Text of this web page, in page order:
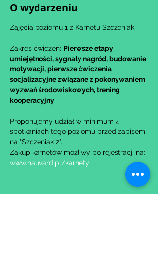
O wydarzeniu
Zajęcia poziomu 1 z Karnetu Szczeniak.
Zakres ćwiczeń: Pierwsze etapy
umiejętności, sygnały nagród, budowanie
motywacji, pierwsze ćwiczenia
socjalizacyjne związane z pokonywaniem
wyzwań środowiskowych, trening
kooperacyjny
Proponujemy udział w minimum 4
spotkaniach tego poziomu przed zapisem
na "Szczeniak 2".
Zakup karnetów możliwy po rejestracji na:
www.hauvard.pl/karnety